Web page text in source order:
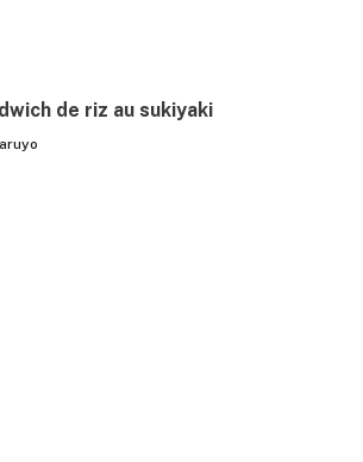
de riz au sukiyaki